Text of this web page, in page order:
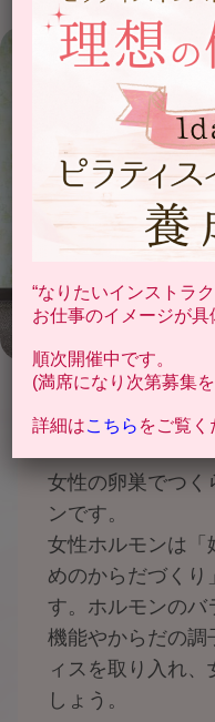
女性ホルモ
するピラテ
女性の卵巣でつく
ンです。
女性ホルモンは「
めのからだづくり
す。ホルモンのバ
機能やからだの調
ィスを取り入れ
しょう。
“なりたいインストラ
お仕事のイメージが具
順次開催中です。
(満席になり次第募集
詳細はこちら をご覧く